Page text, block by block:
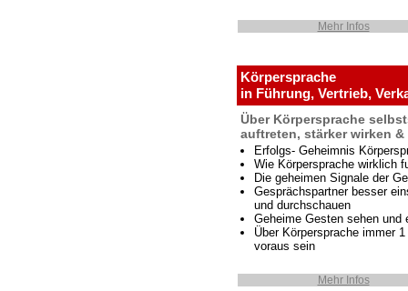
Mehr Infos
Körpersprache
in Führung, Vertrieb,
Über Körpersprache
auftreten, stärker wirken
Erfolgs- Geheimnis
Wie Körpersprache wirklich
Die geheimen Signale der
Gesprächspartner besser
und durchschauen
Geheime Gesten sehen und
Über Körpersprache immer
voraus sein
Mehr Infos